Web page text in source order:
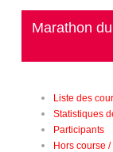
Marathon
Liste des
Statistiques
Participants
Hors course